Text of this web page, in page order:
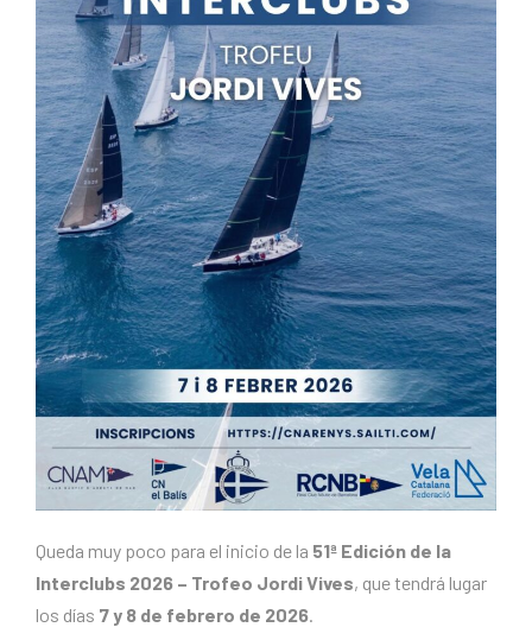
Queda muy poco para el inicio de la 51ª Edición de la
Interclubs 2026 – Trofeo Jordi Vives, que tendrá lugar
los días 7 y 8 de febrero de 2026.